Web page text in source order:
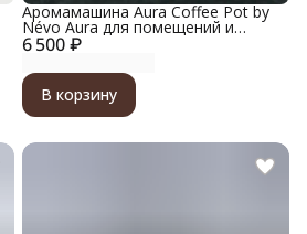
6 500 ₽
Аромамашина Aura Coffee Pot by
Névo Aura для помещений и
автомобилей, материал корпуса
пластик, цвет кофе с молоком
В корзину